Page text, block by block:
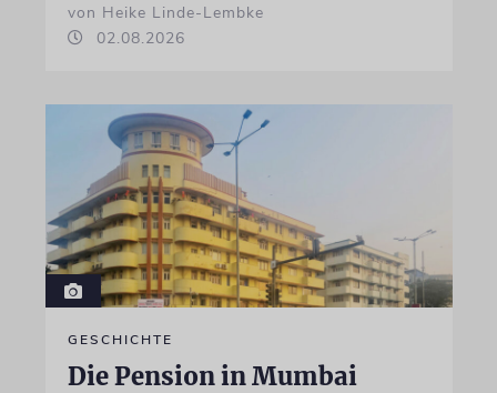
von Heike Linde-Lembke
02.08.2026
GESCHICHTE
Die Pension in Mumbai